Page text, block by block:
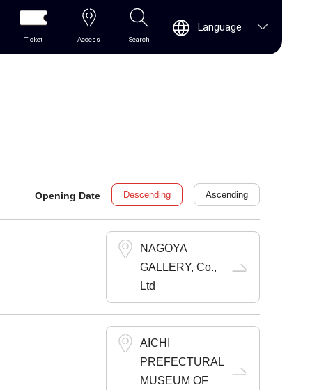
Ticket Access Search
Language
Opening Date Descending Ascending
NAGOYA
GALLERY, Co.,
Ltd
AICHI
PREFECTURAL
MUSEUM OF